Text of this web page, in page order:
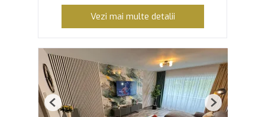
Vezi mai multe detalii
Previous Next